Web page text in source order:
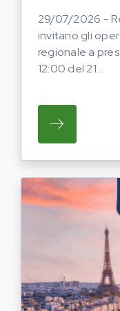
29/07/2026 -
invitano gli
regionale a
12:00 del 21...
SU